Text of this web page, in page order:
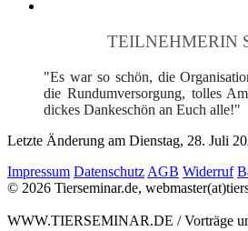
TEILNEHMERIN
"Es war so schön, die
die Rundumversorgung, tolles
dickes Dankeschön an Euch alle!"
Letzte Änderung am Dienstag, 28. Juli
Impressum DatenschutzAGB Widerruf
© 2026 Tierseminar.de,
WWW.TIERSEMINAR.DE / Vorträge